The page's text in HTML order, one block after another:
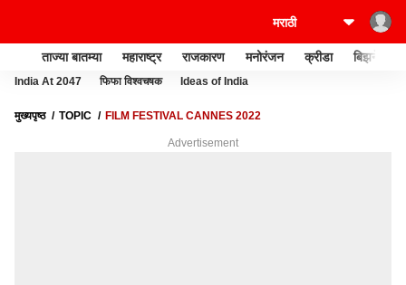
ताज्या बातम्या महाराष्ट्र राजकारण मनोरंजन क्रीडा बिझनेस
India At 2047 फिफा विश्वचषक Ideas of India
मुख्यपृष्ठ TOPIC FILM FESTIVAL CANNES 2022
Advertisement